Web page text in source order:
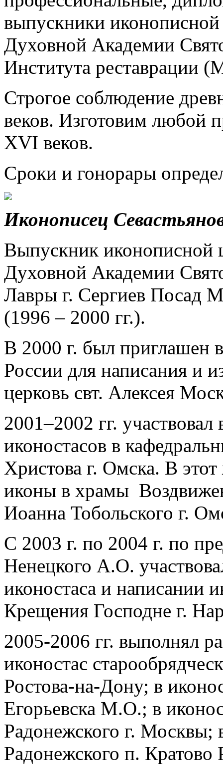
выпускники
Духовной Академии
Института реставрации
Строгое соблюдение
веков. Изготовим любой
XVI веков.
Сроки и гонорары
Иконописец
Выпускник
Духовной Академии
Лавры г. Сергиев Посад
(1996 – 2000 гг.).
В 2000 г. был
России для написания и
церковь свт. Алексея
2001–2002 гг.
иконостасов в
Христова г. Омска. В
иконы в храмы
Иоанна Тобольского г.
С 2003 г. по 2004 г. по
Ненецкого А.О.
иконостаса и написании
Крещения Господне г.
2005-2006 гг. выполнял
иконостас
Ростова-на-Дону; в
Егорьевска М.О.; в
Радонежского г. Москвы;
Радонежского п.